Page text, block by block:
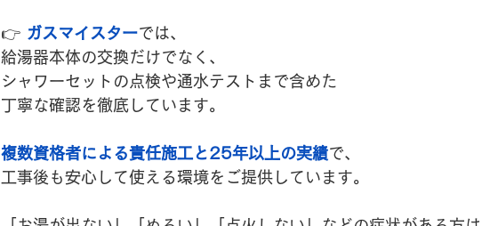
👉 ガスマイスターでは、
給湯器本体の交換だけでなく、
シャワーセットの点検や通水テストまで含めた
丁寧な確認を徹底しています。
複数資格者による責任施工と25年以上の実績で、
工事後も安心して使える環境をご提供しています。